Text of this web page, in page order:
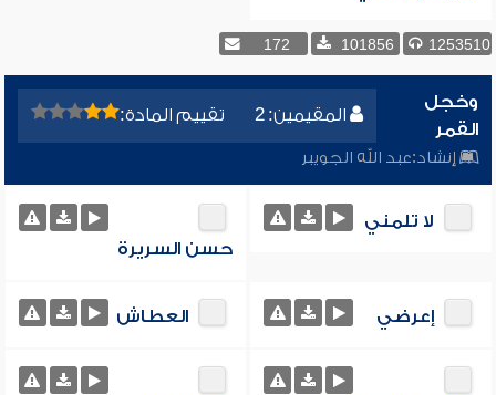
1253510
101856
172
المقيمين: 2 تقييم المادة:
وخجل
القمر
إنشاد:عبد الله الجويبر
لا تلمني
حسن السريرة
إعرضي العطاش